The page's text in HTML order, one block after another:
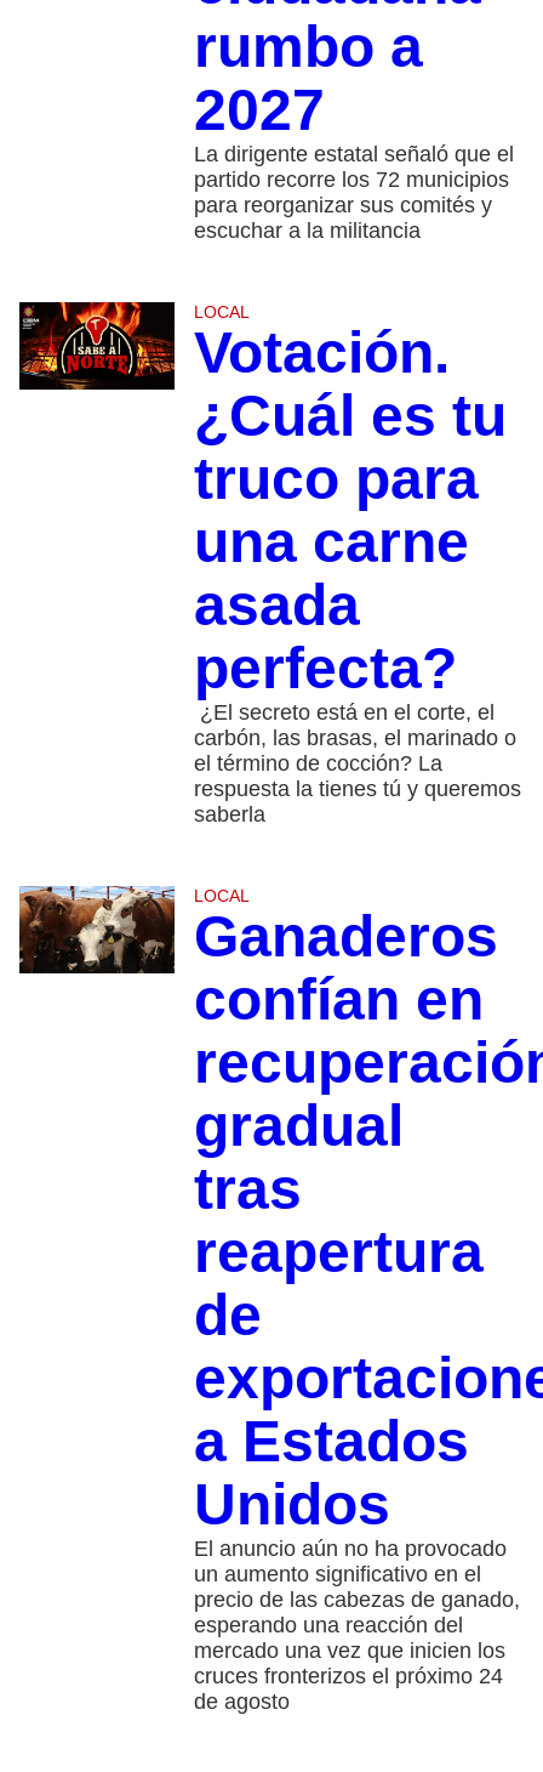
rumbo a
2027
La dirigente estatal señaló que el
partido recorre los 72 municipios
para reorganizar sus comités y
escuchar a la militancia
LOCAL
Votación.
¿Cuál es tu
truco para
una carne
asada
perfecta?
¿El secreto está en el corte, el
carbón, las brasas, el marinado o
el término de cocción? La
respuesta la tienes tú y queremos
saberla
LOCAL
Ganaderos
confían en
gradual
tras
reapertura
de
a Estados
Unidos
El anuncio aún no ha provocado
un aumento significativo en el
precio de las cabezas de ganado,
esperando una reacción del
mercado una vez que inicien los
cruces fronterizos el próximo 24
de agosto